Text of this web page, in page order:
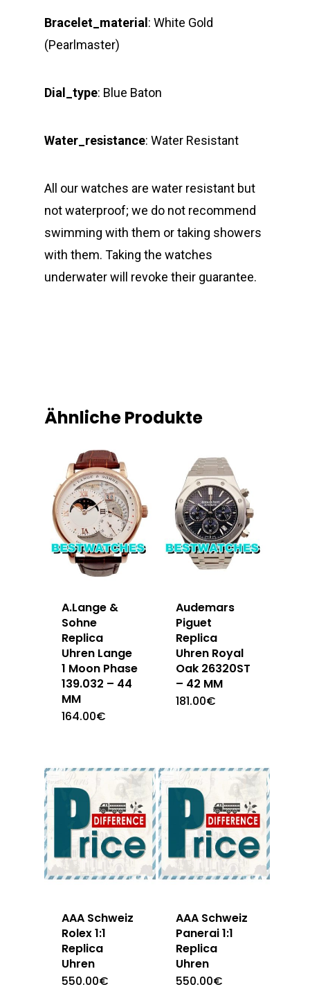
Bracelet_material: White Gold
(Pearlmaster)
Dial_type: Blue Baton
Water_resistance: Water Resistant
All our watches are water resistant but
not waterproof; we do not recommend
swimming with them or taking showers
with them. Taking the watches
underwater will revoke their guarantee.
Ähnliche Produkte
A.Lange &
Sohne
Replica
Uhren Lange
1 Moon Phase
139.032 – 44
MM
164.00€
Audemars
Piguet
Replica
Uhren Royal
Oak 26320ST
– 42 MM
181.00€
AAA Schweiz
Rolex 1:1
Replica
Uhren
550.00€
AAA Schweiz
Panerai 1:1
Replica
Uhren
550.00€